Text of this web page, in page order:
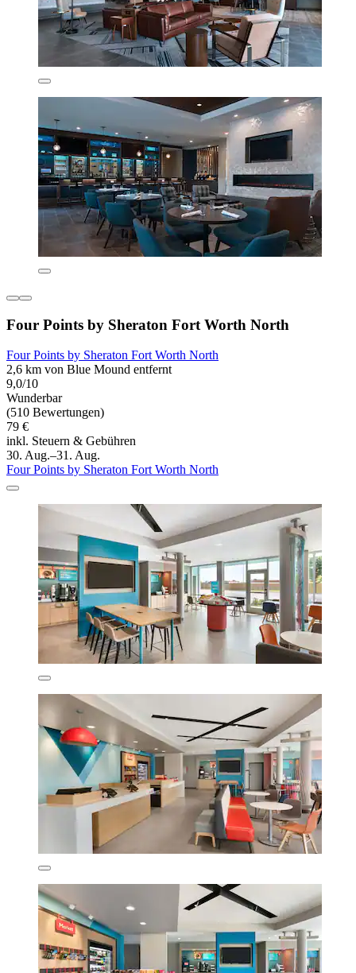
Four Points by Sheraton Fort Worth North
Four Points by Sheraton Fort Worth North
2,6 km von Blue Mound entfernt
9,0/10
Wunderbar
(510 Bewertungen)
79 €
inkl. Steuern & Gebühren
30. Aug.–31. Aug.
Four Points by Sheraton Fort Worth North